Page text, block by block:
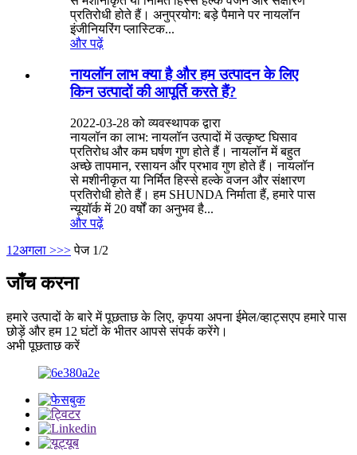
प्रतिरोधी होते हैं। अनुप्रयोग: बड़े पैमाने पर नायलॉन
इंजीनियरिंग प्लास्टिक...
और पढ़ें
नायलॉन लाभ क्या है और हम उत्पादन के लिए
किन उत्पादों की आपूर्ति करते हैं?
2022-03-28 को व्यवस्थापक द्वारा
नायलॉन का लाभ: नायलॉन उत्पादों में उत्कृष्ट घिसाव
प्रतिरोध और कम घर्षण गुण होते हैं। नायलॉन में बहुत
अच्छे तापमान, रसायन और प्रभाव गुण होते हैं। नायलॉन
से मशीनीकृत या निर्मित हिस्से हल्के वजन और संक्षारण
प्रतिरोधी होते हैं। हम SHUNDA निर्माता हैं, हमारे पास
न्यूयॉर्क में 20 वर्षों का अनुभव है...
और पढ़ें
1 2अगला >>> पेज 1/2
जाँच करना
हमारे उत्पादों के बारे में पूछताछ के लिए, कृपया अपना ईमेल/व्हाट्सएप हमारे पास
छोड़ें और हम 12 घंटों के भीतर आपसे संपर्क करेंगे।
अभी पूछताछ करें